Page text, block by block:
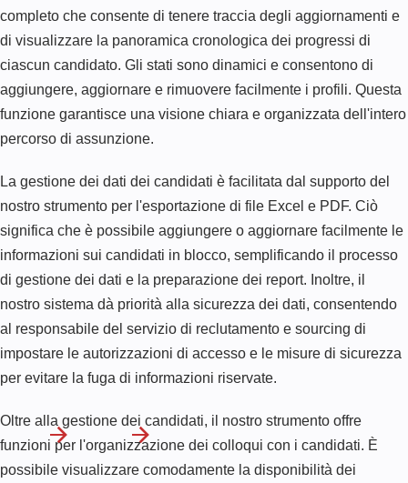
completo che consente di tenere traccia degli aggiornamenti e
di visualizzare la panoramica cronologica dei progressi di
ciascun candidato. Gli stati sono dinamici e consentono di
aggiungere, aggiornare e rimuovere facilmente i profili. Questa
funzione garantisce una visione chiara e organizzata dell'intero
percorso di assunzione.
La gestione dei dati dei candidati è facilitata dal supporto del
nostro strumento per l'esportazione di file Excel e PDF. Ciò
significa che è possibile aggiungere o aggiornare facilmente le
informazioni sui candidati in blocco, semplificando il processo
di gestione dei dati e la preparazione dei report. Inoltre, il
nostro sistema dà priorità alla sicurezza dei dati, consentendo
al responsabile del servizio di reclutamento e sourcing di
impostare le autorizzazioni di accesso e le misure di sicurezza
per evitare la fuga di informazioni riservate.
Oltre alla gestione dei candidati, il nostro strumento offre
funzioni per l'organizzazione dei colloqui con i candidati. È
possibile visualizzare comodamente la disponibilità dei